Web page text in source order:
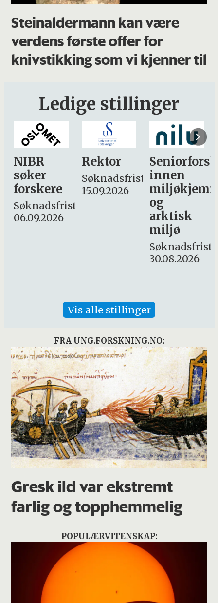
Steinaldermann kan være
verdens første offer for
knivstikking som vi kjenner til
Ledige stillinger
Rektor
Søknadsfrist:
15.09.2026
Seniorforsker
innen
miljøkjemi
søker
– fast
Søknadsfrist:
16. august.
Vis alle stillinger
FRA UNG.FORSKNING.NO:
Gresk ild var ekstremt
farlig og topphemmelig
POPULÆRVITENSKAP: